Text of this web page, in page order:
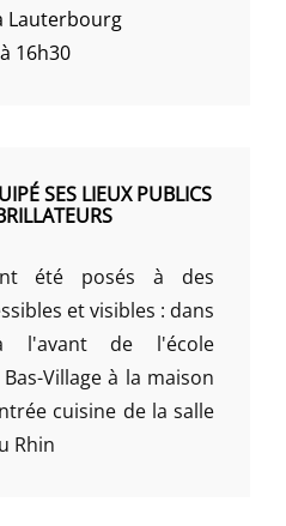
Lauterbourg
16h30
SES LIEUX PUBLICS
été posés à des
et visibles : dans
l'avant de l'école
Village à la maison
cuisine de la salle
Rhin